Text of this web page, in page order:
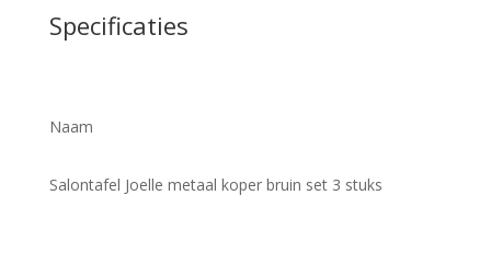
Specificaties
Naam
Salontafel Joelle metaal koper bruin set 3 stuks